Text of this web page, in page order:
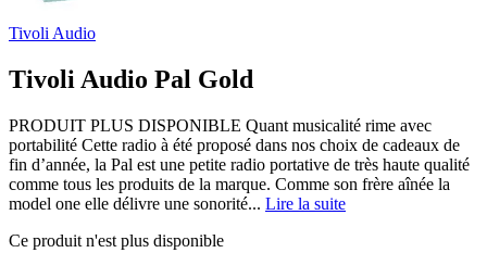
Tivoli Audio
Tivoli Audio Pal Gold
PRODUIT PLUS DISPONIBLE Quant musicalité rime avec
portabilité Cette radio à été proposé dans nos choix de cadeaux de
fin d’année, la Pal est une petite radio portative de très haute qualité
comme tous les produits de la marque. Comme son frère aînée la
model one elle délivre une sonorité... Lire la suite
Ce produit n'est plus disponible